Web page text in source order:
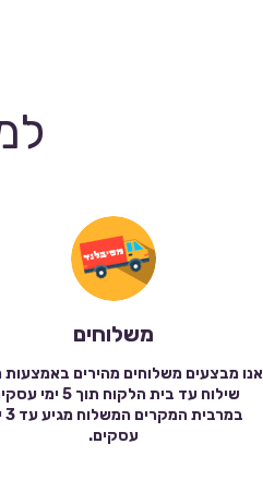
משלוחים
אנו מבצעים משלוחים מהירים
שילוח עד בית הלקוח תוך 5
עסקים.